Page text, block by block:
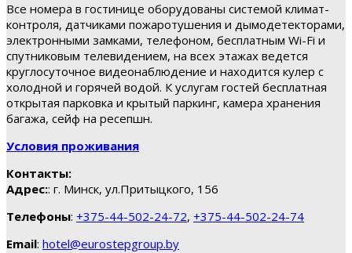
Все номера в гостинице оборудованы системой климат-
контроля, датчиками пожаротушения и дымодетекторами,
электронными замками, телефоном, бесплатным Wi-Fi и
спутниковым телевидением, на всех этажах ведется
круглосуточное видеонаблюдение и находится кулер с
холодной и горячей водой. К услугам гостей бесплатная
открытая парковка и крытый паркинг, камера хранения
багажа, сейф на ресепшн.
Условия проживания
Контакты:
Адрес:: г. Минск, ул.Притыцкого, 156
Телефоны: +375-44-502-24-72, +375-44-502-24-74
Email: hotel@eurostepgroup.by